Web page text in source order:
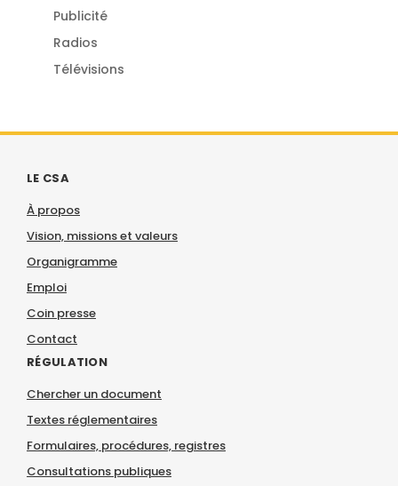
Publicité
Radios
Télévisions
LE CSA
À propos
Vision, missions et valeurs
Organigramme
Emploi
Coin presse
Contact
RÉGULATION
Chercher un document
Textes réglementaires
Formulaires, procédures, registres
Consultations publiques